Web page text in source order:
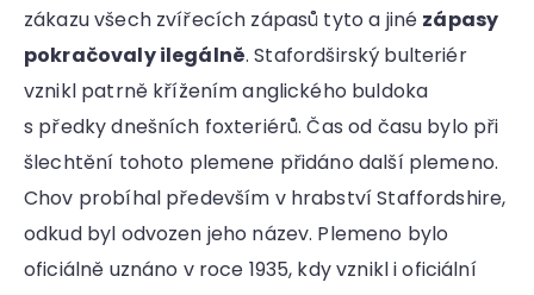
zákazu všech zvířecích zápasů tyto a jiné zápasy
pokračovaly ilegálně. Stafordširský bulteriér
vznikl patrně křížením anglického buldoka
s předky dnešních foxteriérů. Čas od času bylo při
šlechtění tohoto plemene přidáno další plemeno.
Chov probíhal především v hrabství Staffordshire,
odkud byl odvozen jeho název. Plemeno bylo
oficiálně uznáno v roce 1935, kdy vznikl i oficiální